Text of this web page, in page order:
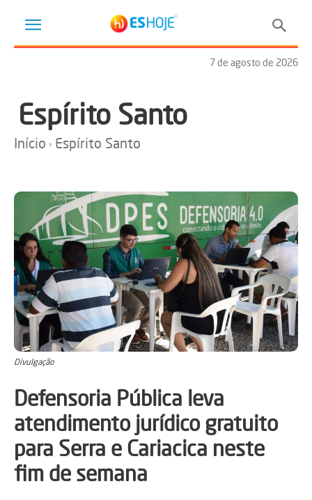
7 de agosto de 2026
Espírito Santo
Início Espírito Santo
Divulgação
Defensoria Pública leva
atendimento jurídico gratuito
para Serra e Cariacica neste
fim de semana